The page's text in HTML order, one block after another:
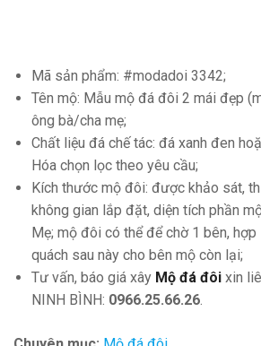
Mã sản phẩm: #modadoi 3342;
Tên mộ: Mẫu mộ đá đôi 2 mái đẹp
ông bà/cha mẹ;
Chất liệu đá chế tác: đá xanh đen
Hóa chọn lọc theo yêu cầu;
Kích thước mộ đôi: được khảo sát,
không gian lắp đặt, diện tích phần
Mẹ; mộ đôi có thể để chờ 1 bên,
quách sau này cho bên mộ còn lại;
Tư vấn, báo giá xây Mộ đá đôi xin
NINH BÌNH: 0966.25.66.26